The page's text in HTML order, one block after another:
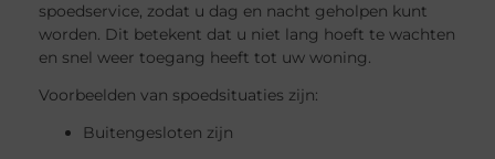
spoedservice, zodat u dag en nacht geholpen kunt
worden. Dit betekent dat u niet lang hoeft te wachten
en snel weer toegang heeft tot uw woning.
Voorbeelden van spoedsituaties zijn:
Buitengesloten zijn